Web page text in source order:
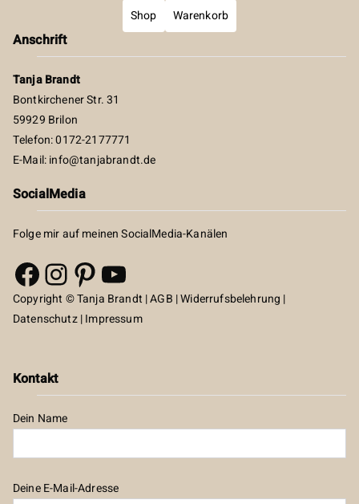
Shop Warenkorb
Anschrift
Tanja Brandt
Bontkirchener Str. 31
59929 Brilon
Telefon: 0172-2177771
E-Mail:info@tanjabrandt.de
SocialMedia
Folge mir auf meinen SocialMedia-Kanälen
Facebook
Instagram
Pinterest
YouTube
Copyright © Tanja Brandt |AGB |Widerrufsbelehrung |
Datenschutz|Impressum
Kontakt
Dein Name
Deine E-Mail-Adresse